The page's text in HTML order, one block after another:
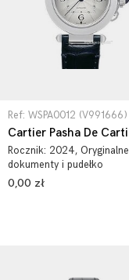
Ref: WSPA0012 (V991666)
Rocznik: 2024, Oryginalne
dokumenty i pudełko
0,00 zł